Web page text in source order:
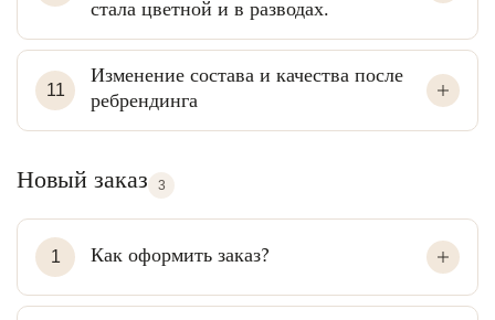
стала цветной и в разводах.
11
Изменение состава и качества после
ребрендинга
Новый заказ 3
1 Как оформить заказ?